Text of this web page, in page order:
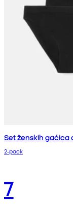
Set ženskih gaćica
2-pack
7